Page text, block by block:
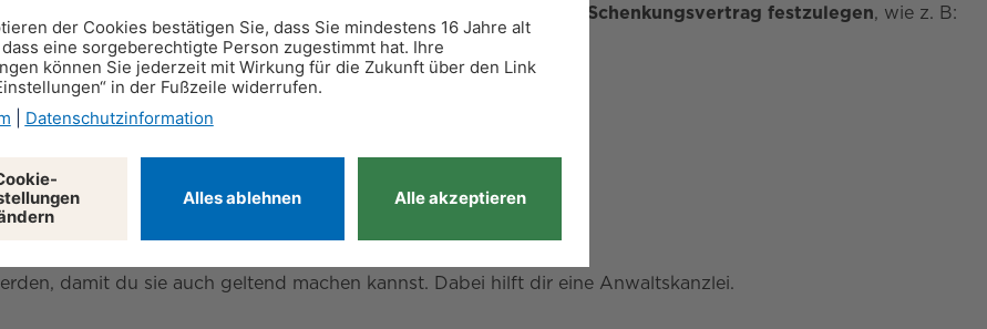
es sinnvoll sein, weitere Gründe für Rückforderungsrechte im Schenkungsvertrag festzulegen, wie z. B:
versteigern.
damit du sie auch geltend machen kannst. Dabei hilft dir eine Anwaltskanzlei.